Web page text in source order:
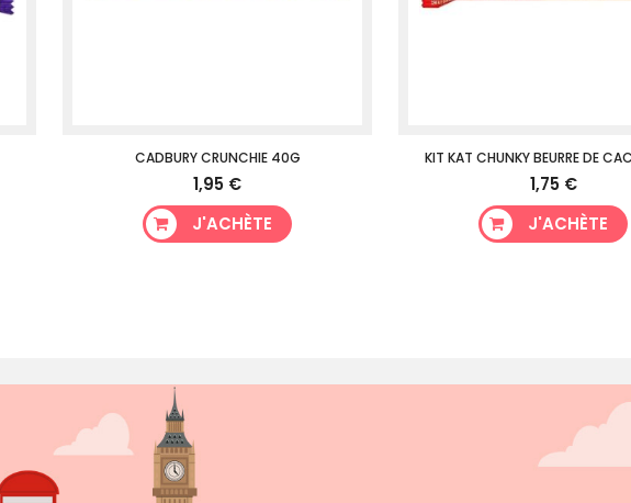
CADBURY CRUNCHIE 40G
1,95 €
J'ACHÈTE
KIT KAT CHUNKY BEURRE DE
1,75 €
J'ACHÈTE